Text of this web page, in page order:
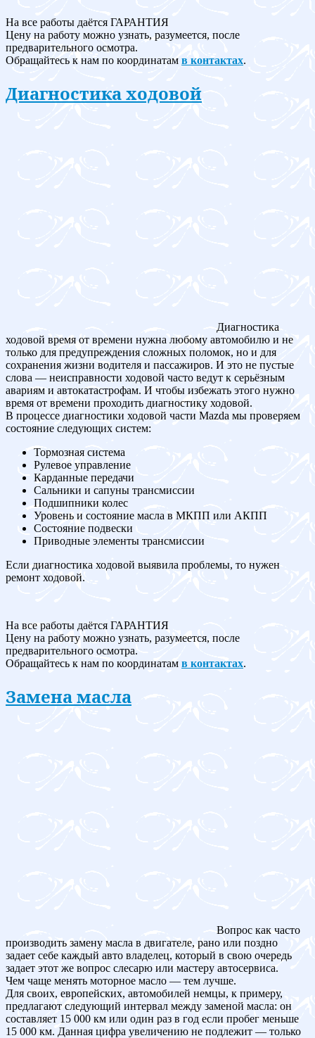
На все работы даётся ГАРАНТИЯ
Цену на работу можно узнать, разумеется, после
предварительного осмотра.
Обращайтесь к нам по координатам в контактах.
Диагностика ходовой
Диагностика
ходовой время от времени нужна любому автомобилю и не
только для предупреждения сложных поломок, но и для
сохранения жизни водителя и пассажиров. И это не пустые
слова — неисправности ходовой часто ведут к серьёзным
авариям и автокатастрофам. И чтобы избежать этого нужно
время от времени проходить диагностику ходовой.
В процессе диагностики ходовой части Mazda мы проверяем
состояние следующих систем:
Тормозная система
Рулевое управление
Карданные передачи
Сальники и сапуны трансмиссии
Подшипники колес
Уровень и состояние масла в МКПП или АКПП
Состояние подвески
Приводные элементы трансмиссии
Если диагностика ходовой выявила проблемы, то нужен
ремонт ходовой.
На все работы даётся ГАРАНТИЯ
Цену на работу можно узнать, разумеется, после
предварительного осмотра.
Обращайтесь к нам по координатам в контактах.
Замена масла
Вопрос как часто
производить замену масла в двигателе, рано или поздно
задает себе каждый авто владелец, который в свою очередь
задает этот же вопрос слесарю или мастеру автосервиса.
Чем чаще менять моторное масло — тем лучше.
Для своих, европейских, автомобилей немцы, к примеру,
предлагают следующий интервал между заменой масла: он
составляет 15 000 км или один раз в год если пробег меньше
15 000 км. Данная цифра увеличению не подлежит — только